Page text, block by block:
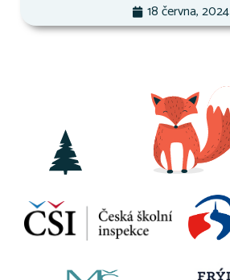
18 června, 2024